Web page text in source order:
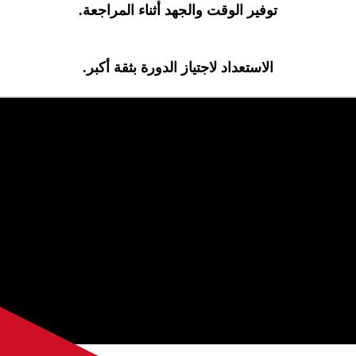
توفير الوقت والجهد أثناء المراجعة.
الاستعداد لاجتياز الدورة بثقة أكبر.
على توفير محتوى واضح وسهل الفهم. نحرص على تغطية المواضيع